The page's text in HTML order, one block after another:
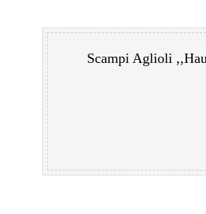
Scampi Aglioli